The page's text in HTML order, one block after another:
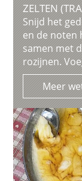
ZELTEN
Snijd het
en de noten
samen met
rozijnen.
Meer